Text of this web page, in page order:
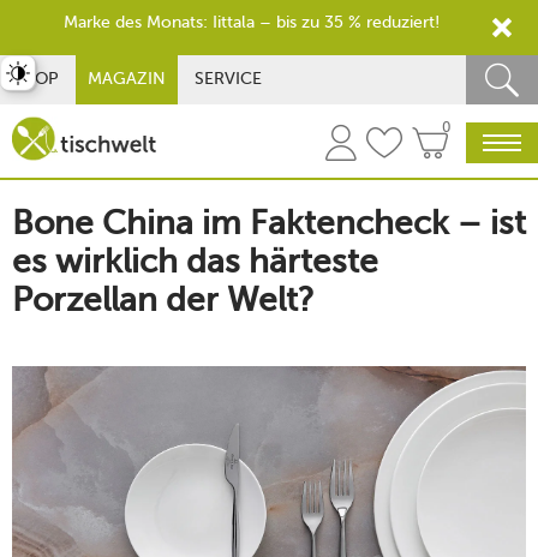
SHOP MAGAZIN SERVICE
0
Bone China im Faktencheck – ist
es wirklich das härteste
Porzellan der Welt?
umschalten
Marke des Monats: Iittala – bis zu 35 % reduziert!